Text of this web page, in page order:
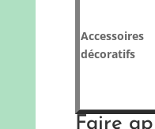
Accessoires
décoratifs
Faire